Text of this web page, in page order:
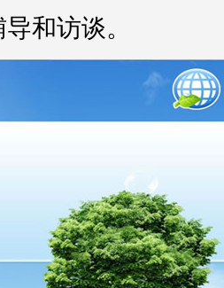
和访谈。